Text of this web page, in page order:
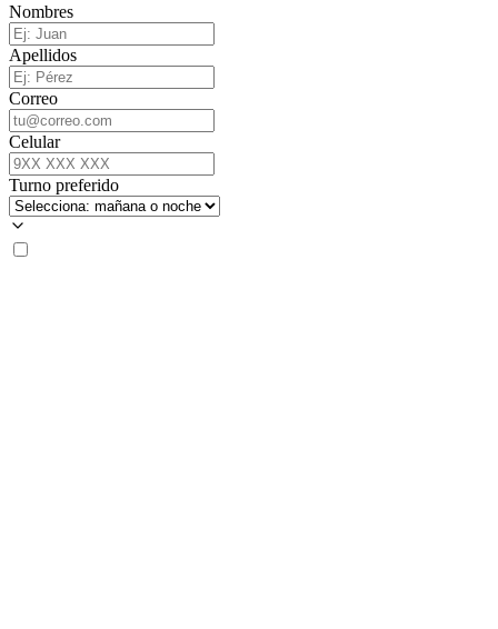
Nombres
Apellidos
Correo
Celular
Turno preferido